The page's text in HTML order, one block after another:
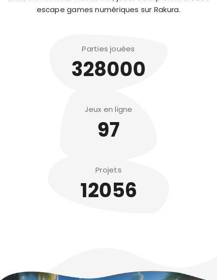
escape games numériques sur Rakura.
Parties jouées
328000
Jeux en ligne
97
Projets
12056